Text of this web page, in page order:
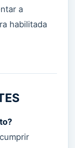
a
habilitada